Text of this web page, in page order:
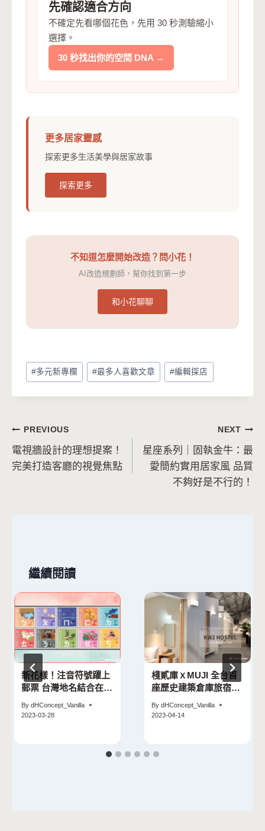
先確認適合方向
不確定先看哪個花色，先用 30 秒測驗縮小
選擇。
30 秒找出你的空間 DNA →
更多居家靈感
探索更多生活美學與居家故事
探索更多
不知道怎麼開始改造？問小花！
AI改造規劃師，幫你找到第一步
和小花聊聊
Post
Tags:
#多元新專欄 #最多人喜歡文章 #編輯探店
文
章
PREVIOUS
電視牆設計的理想提案！
完美打造客廳的視覺焦點
NEXT
星座系列｜固執金牛：最
愛簡約實用居家風 品質
不夠好是不行的！
繼續閱讀
新花樣！注音符號躍上
郵票 台灣地名結合在地
By dHConcept_Vanilla
2023-03-28
棧貳庫ｘMUJI 全台首
座歷史建築倉庫旅宿！
By dHConcept_Vanilla
2023-04-14